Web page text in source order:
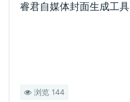
睿君自媒体封面生成工具
浏览 144